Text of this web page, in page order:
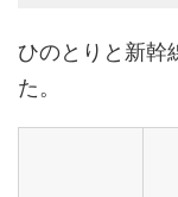
ひのとりと新幹
た。